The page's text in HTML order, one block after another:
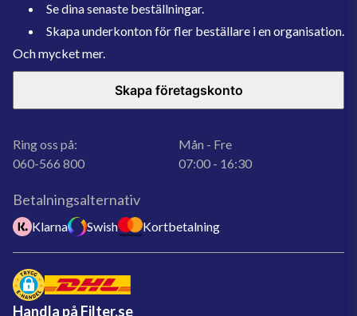
Se dina senaste beställningar.
Skapa underkonton för fler beställare i en organisation.
Och mycket mer.
Skapa företagskonto
Ring oss på:
060-566 800
Mån - Fre
07:00 - 16:30
Betalningsalternativ
Klarna Swish Kortbetalning
Handla på Filter.se